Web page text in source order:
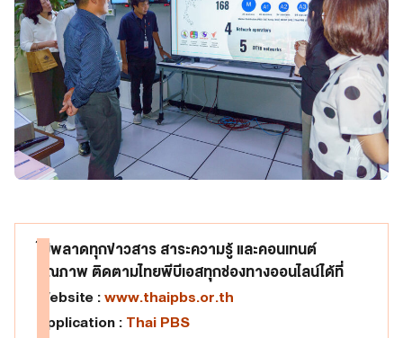
ไม่พลาดทุกข่าวสาร สาระความรู้ และคอนเทนต์
คุณภาพ ติดตามไทยพีบีเอสทุกช่องทางออนไลน์ได้ที่
Website : www.thaipbs.or.th
Application : Thai PBS